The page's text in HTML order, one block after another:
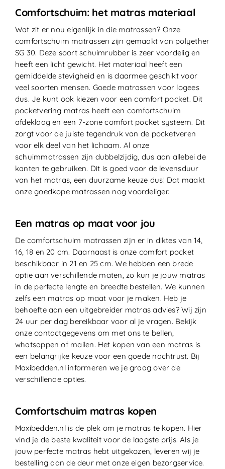
Comfortschuim: het matras materiaal
Wat zit er nou eigenlijk in die matrassen? Onze
comfortschuim matrassen zijn gemaakt van polyether
SG 30. Deze soort schuimrubber is zeer voordelig en
heeft een licht gewicht. Het materiaal heeft een
gemiddelde stevigheid en is daarmee geschikt voor
veel soorten mensen. Goede matrassen voor logees
dus. Je kunt ook kiezen voor een comfort pocket. Dit
pocketvering matras heeft een comfortschuim
afdeklaag en een 7-zone comfort pocket systeem. Dit
zorgt voor de juiste tegendruk van de pocketveren
voor elk deel van het lichaam. Al onze
schuimmatrassen zijn dubbelzijdig, dus aan allebei de
kanten te gebruiken. Dit is goed voor de levensduur
van het matras, een duurzame keuze dus! Dat maakt
onze goedkope matrassen nog voordeliger.
Een matras op maat voor jou
De comfortschuim matrassen zijn er in diktes van 14,
16, 18 en 20 cm. Daarnaast is onze comfort pocket
beschikbaar in 21 en 25 cm. We hebben een brede
optie aan verschillende maten, zo kun je jouw matras
in de perfecte lengte en breedte bestellen. We kunnen
zelfs een matras op maat voor je maken. Heb je
behoefte aan een uitgebreider matras advies? Wij zijn
24 uur per dag bereikbaar voor al je vragen. Bekijk
onze contactgegevens om met ons te bellen,
whatsappen of mailen. Het kopen van een matras is
een belangrijke keuze voor een goede nachtrust. Bij
Maxibedden.nl informeren we je graag over de
verschillende opties.
Comfortschuim matras kopen
Maxibedden.nl is de plek om je matras te kopen. Hier
vind je de beste kwaliteit voor de laagste prijs. Als je
jouw perfecte matras hebt uitgekozen, leveren wij je
bestelling aan de deur met onze eigen bezorgservice.